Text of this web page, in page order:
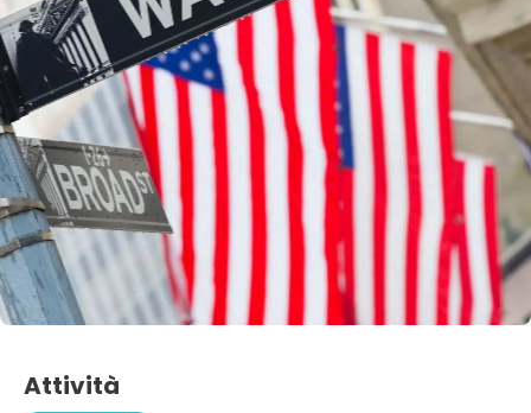
Attività